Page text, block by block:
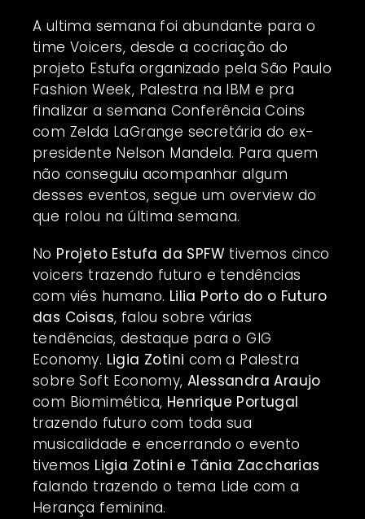
A ultima semana foi abundante para o
time Voicers, desde a cocriação do
projeto Estufa organizado pela São Paulo
Fashion Week, Palestra na IBM e pra
finalizar a semana Conferência Coins
com Zelda LaGrange secretária do ex-
presidente Nelson Mandela. Para quem
não conseguiu acompanhar algum
desses eventos, segue um overview do
que rolou na última semana.
No Projeto Estufa da SPFW tivemos cinco
voicers trazendo futuro e tendências
com viés humano. Lilia Porto do o Futuro
das Coisas, falou sobre várias
tendências, destaque para o GIG
Economy. Ligia Zotini com a Palestra
sobre Soft Economy, Alessandra Araujo
com Biomimética, Henrique Portugal
trazendo futuro com toda sua
musicalidade e encerrando o evento
tivemos Ligia Zotini e Tânia Zaccharias
falando trazendo o tema Lide com a
Herança feminina.